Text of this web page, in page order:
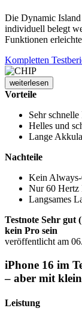
Die Dynamic
individuell belegt
Funktionen
Kompletten
weiterlesen
Vorteile
Sehr
Helles und
Lange
Nachteile
Kein
Nur 60 Hertz
Langsames
Testnote Sehr gut
kein Pro sein
veröffentlicht am
iPhone 16 im
– aber mit
Leistung